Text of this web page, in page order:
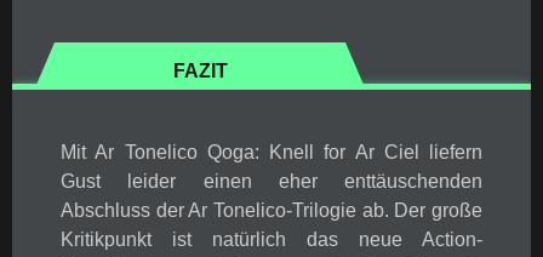
FAZIT
Mit Ar Tonelico Qoga: Knell for Ar Ciel liefern
Gust leider einen eher enttäuschenden
Abschluss der Ar Tonelico-Trilogie ab. Der große
Kritikpunkt ist natürlich das neue Action-